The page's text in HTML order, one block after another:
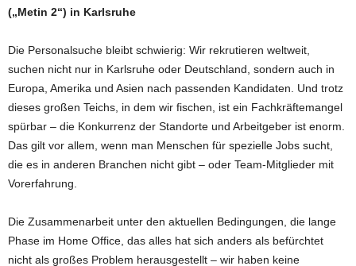
(„Metin 2“) in Karlsruhe
Die Personalsuche bleibt schwierig: Wir rekrutieren weltweit,
suchen nicht nur in Karlsruhe oder Deutschland, sondern auch in
Europa, Amerika und Asien nach passenden Kandidaten. Und trotz
dieses großen Teichs, in dem wir fischen, ist ein Fachkräftemangel
spürbar – die Konkurrenz der Standorte und Arbeitgeber ist enorm.
Das gilt vor allem, wenn man Menschen für spezielle Jobs sucht,
die es in anderen Branchen nicht gibt – oder Team-Mitglieder mit
Vorerfahrung.
Die Zusammenarbeit unter den aktuellen Bedingungen, die lange
Phase im Home Office, das alles hat sich anders als befürchtet
nicht als großes Problem herausgestellt – wir haben keine